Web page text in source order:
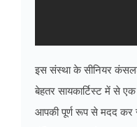
इस संस्था के सीनियर
बेहतर सायकार्टिस्ट में से
आपकी पूर्ण रूप से मदद